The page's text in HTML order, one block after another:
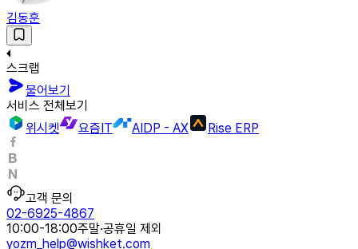
김동훈
스크랩
물어보기
서비스 전체보기
위시켓
요즘IT AIDP - AX Rise ERP
고객 문의
02-6925-4867
10:00-18:00주말·공휴일 제외
yozm_help@wishket.com